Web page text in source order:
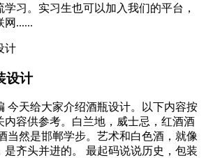
学习。实习生也可以加入我们的平台，
网......
设计
今天给大家介绍酒瓶设计。以下内容按
内容供参考。白兰地，威士忌，红酒酒
当然是邯郸学步。艺术和白色酒，就像
是齐头并进的。 最起码说说历史，包装